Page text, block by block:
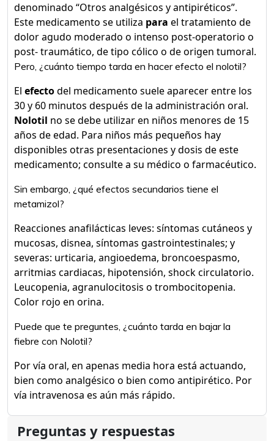
denominado “Otros analgésicos y antipiréticos”.
Este medicamento se utiliza para el tratamiento de
dolor agudo moderado o intenso post-operatorio o
post- traumático, de tipo cólico o de origen tumoral.
Pero, ¿cuánto tiempo tarda en hacer efecto el nolotil?
El efectodel medicamento suele aparecer entre los
30 y 60 minutos después de la administración oral.
Nolotil no se debe utilizar en niños menores de 15
años de edad. Para niños más pequeños hay
disponibles otras presentaciones y dosis de este
medicamento; consulte a su médico o farmacéutico.
Sin embargo, ¿qué efectos secundarios tiene el
metamizol?
Reacciones anafilácticas leves: síntomas cutáneos y
mucosas, disnea, síntomas gastrointestinales; y
severas: urticaria, angioedema, broncoespasmo,
arritmias cardiacas, hipotensión, shock circulatorio.
Leucopenia, agranulocitosis o trombocitopenia.
Color rojo en orina.
Puede que te preguntes, ¿cuánto tarda en bajar la
fiebre con Nolotil?
Por vía oral, en apenas media hora está actuando,
bien como analgésico o bien como antipirético. Por
vía intravenosa es aún más rápido.
Preguntas y respuestas